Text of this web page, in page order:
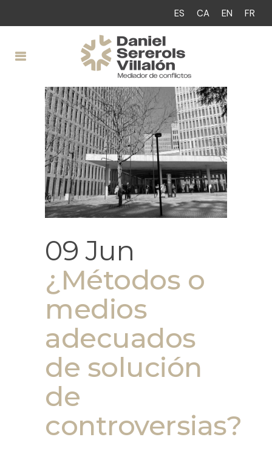
ES CA EN FR
09 Jun
¿Métodos o
medios
adecuados
de solución
de
controversias?